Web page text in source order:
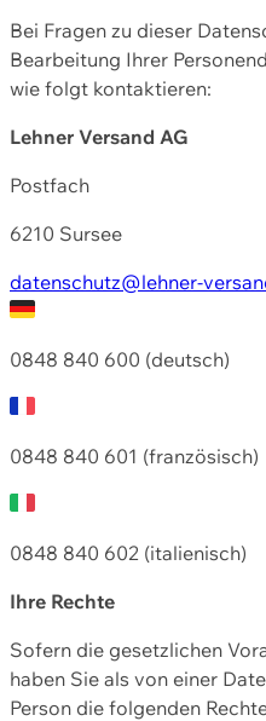
Bei Fragen zu dieser
Bearbeitung Ihrer
wie folgt kontaktieren:
Lehner Versand AG
Postfach
6210 Sursee
datenschutz@lehner-
0848 840 600 (deutsch)
0848 840 601 (französisch)
0848 840 602 (italienisch)
Ihre Rechte
Sofern die gesetzlichen
haben Sie als von einer
Person die folgenden